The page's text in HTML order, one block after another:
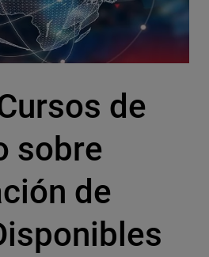
de
sobre
de